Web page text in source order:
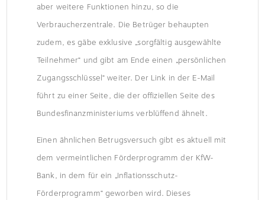
aber weitere Funktionen hinzu, so die
Verbraucherzentrale. Die Betrüger behaupten
zudem, es gäbe exklusive „sorgfältig ausgewählte
Teilnehmer“ und gibt am Ende einen „persönlichen
Zugangsschlüssel“ weiter. Der Link in der E-Mail
führt zu einer Seite, die der offiziellen Seite des
Bundesfinanzministeriums verblüffend ähnelt.
Einen ähnlichen Betrugsversuch gibt es aktuell mit
dem vermeintlichen Förderprogramm der KfW-
Bank, in dem für ein „Inflationsschutz-
Förderprogramm“ geworben wird. Dieses